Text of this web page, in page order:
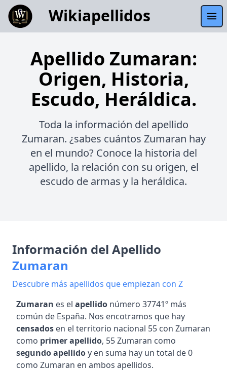
Wikiapellidos
Apellido Zumaran:
Origen, Historia,
Escudo, Heráldica.
Toda la información del apellido
Zumaran. ¿sabes cuántos Zumaran hay
en el mundo? Conoce la historia del
apellido, la relación con su origen, el
escudo de armas y la heráldica.
Información del Apellido
Zumaran
Descubre más apellidos que empiezan con Z
Zumaran es el apellido número 37741º más
común de España. Nos encotramos que hay
censados en el territorio nacional 55 con Zumaran
como primer apellido, 55 Zumaran como
segundo apellidoy en suma hay un total de 0
como Zumaran en ambos apellidos.